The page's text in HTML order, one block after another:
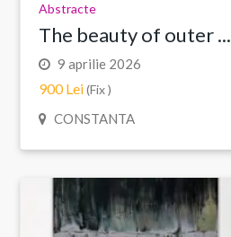
Abstracte
The beauty of outer ...
9 aprilie 2026
900 Lei(Fix )
CONSTANTA